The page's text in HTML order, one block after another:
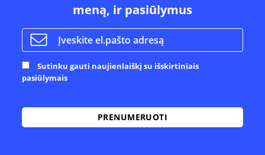
meną, ir pasiūlymus
Sutinku gauti naujienlaiškį su išskirtiniais
pasiūlymais